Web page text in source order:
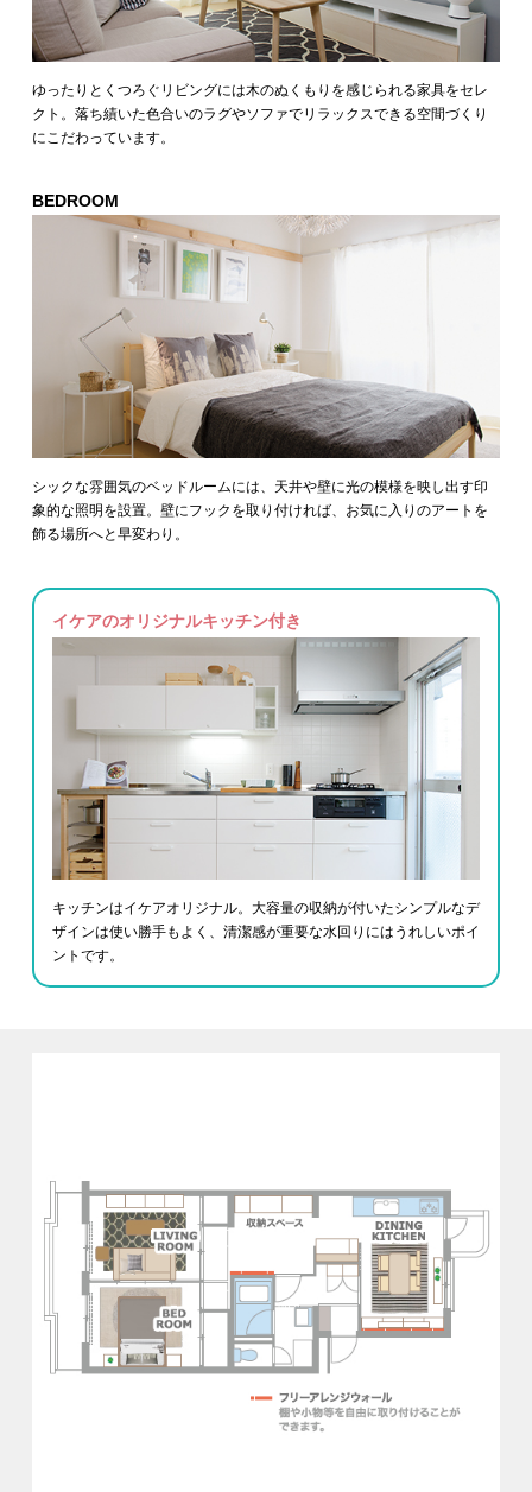
ゆったりとくつろぐリビングには木のぬくもりを感じられる家具をセレ
クト。落ち績いた色合いのラグやソファでリラックスできる空間づくり
にこだわっています。
BEDROOM
シックな雰囲気のベッドルームには、天井や壁に光の模様を映し出す印
象的な照明を設置。壁にフックを取り付ければ、お気に入りのアートを
飾る場所へと早変わり。
イケアのオリジナルキッチン付き
キッチンはイケアオリジナル。大容量の収納が付いたシンプルなデ
ザインは使い勝手もよく、清潔感が重要な水回りにはうれしいポイ
ントです。